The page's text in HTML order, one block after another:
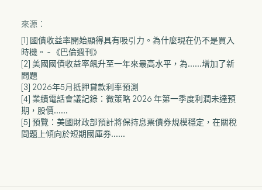
來源：
[1] 國債收益率開始顯得具有吸引力。為什麼現在仍不是買入
時機。 - 《巴倫週刊》
[2] 美國國債收益率飆升至一年來最高水平，為……增加了新
問題
[3] 2026年5月抵押貸款利率預測
[4] 業績電話會議記錄：微策略 2026 年第一季度利潤未達預
期，股價……
[5] 預覽：美國財政部預計將保持息票債券規模穩定，在關稅
問題上傾向於短期國庫券……